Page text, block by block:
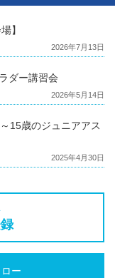
】
2026年7月13日
ダー講習会
2026年5月14日
15歳のジュニアアス
2025年4月30日
ー